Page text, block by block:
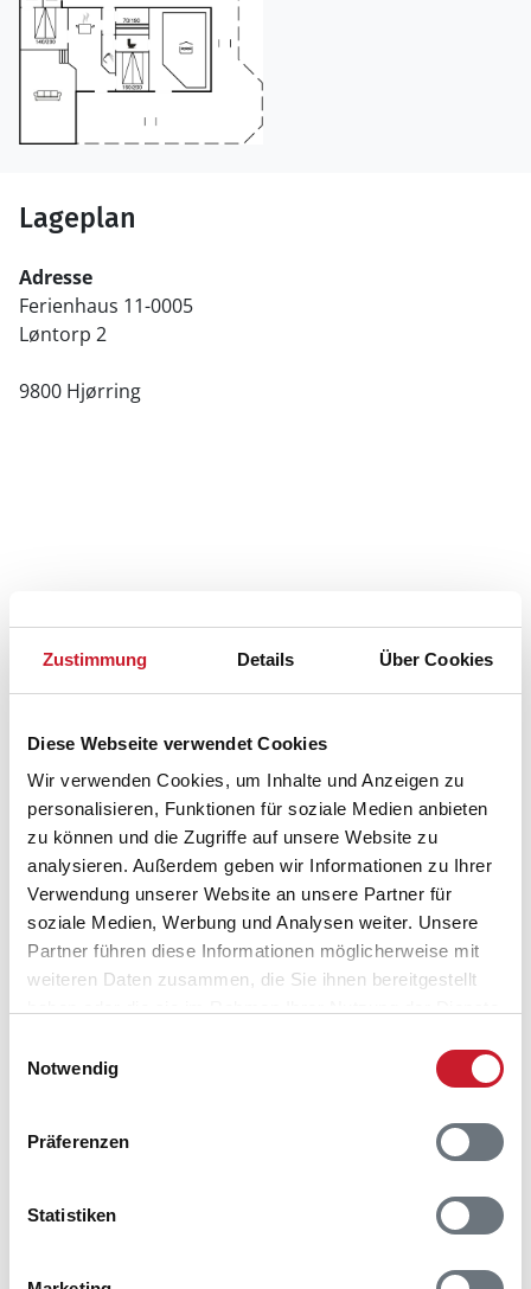
Zustimmung Details Über Cookies
Diese Webseite verwendet Cookies
Wir verwenden Cookies, um Inhalte und Anzeigen zu
personalisieren, Funktionen für soziale Medien anbieten
zu können und die Zugriffe auf unsere Website zu
analysieren. Außerdem geben wir Informationen zu Ihrer
Verwendung unserer Website an unsere Partner für
soziale Medien, Werbung und Analysen weiter. Unsere
Partner führen diese Informationen möglicherweise mit
weiteren Daten zusammen, die Sie ihnen bereitgestellt
Notwendig
Präferenzen
Statistiken
Lageplan
Adresse
Ferienhaus 11-0005
Løntorp 2
9800 Hjørring
Belegungskalender
Reisedauer auswählen
Anzahl Reisende auswählen
Anreisetag im Belegungskalender anklicken
Sie bekommen Verfügbarkeit und Preis angezeigt
Reisedauer
Reisezeitraumes auch Änderungen bei der
Hausbeschreibung und/oder der Ausstattung ergeben